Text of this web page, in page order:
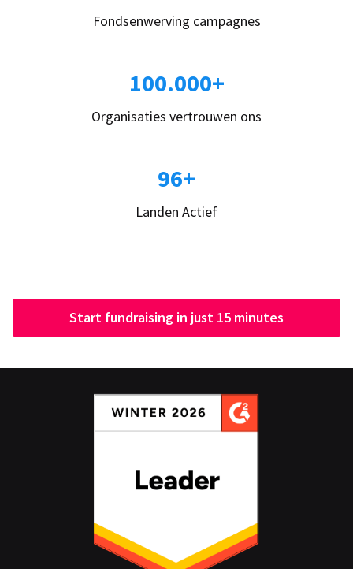
Fondsenwerving campagnes
100.000+
Organisaties vertrouwen ons
96+
Landen Actief
Start fundraising in just 15 minutes